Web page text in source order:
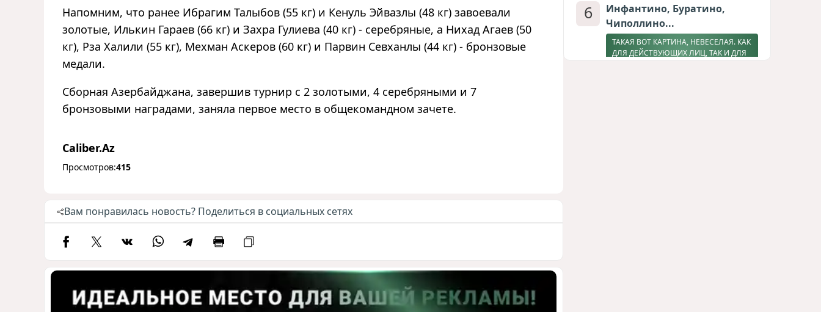
Напомним, что ранее Ибрагим Талыбов (55 кг) и Кенуль Эйвазлы (48 кг) завоевали
золотые, Илькин Гараев (66 кг) и Захра Гулиева (40 кг) - серебряные, а Нихад Агаев (50
кг), Рза Халили (55 кг), Мехман Аскеров (60 кг) и Парвин Севханлы (44 кг) - бронзовые
медали.
Сборная Азербайджана, завершив турнир с 2 золотыми, 4 серебряными и 7
бронзовыми наградами, заняла первое место в общекомандном зачете.
Caliber.Az
Просмотров:415
Вам понравилась новость? Поделиться в социальных сетях
6
Инфантино, Буратино,
Чиполлино...
ТАКАЯ ВОТ КАРТИНА, НЕВЕСЕЛАЯ. КАК
ДЛЯ ДЕЙСТВУЮЩИХ ЛИЦ, ТАК И ДЛЯ